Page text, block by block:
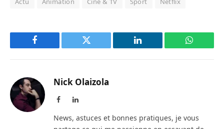
Facebook Twitter LinkedIn
Nick Olaizola
FacebookLinkedIn
News, astuces et bonnes pratiques, je vous